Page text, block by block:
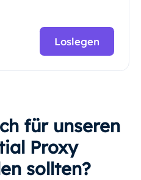
Loslegen
für unseren
Proxy
sollten?